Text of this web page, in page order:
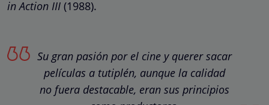
in Action III (1988).
Su gran pasión por el cine y querer sacar
películas a tutiplén, aunque la calidad
no fuera destacable, eran sus principios